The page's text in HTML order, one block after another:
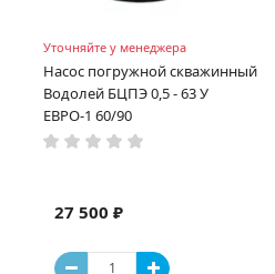
Уточняйте у менеджера
Насос погружной скважинный
Водолей БЦПЭ 0,5 - 63 У
ЕВРО-1 60/90
27 500 ₽